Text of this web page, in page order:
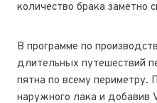
количество брака заметно
В программе по
длительных путешествий
пятна по всему периметру.
наружного лака и добавив